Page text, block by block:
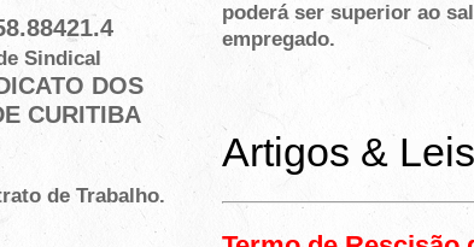
Sindical
DOS
CURITIBA
de Trabalho.
poderá ser superior ao
empregado.
Artigos & Leis